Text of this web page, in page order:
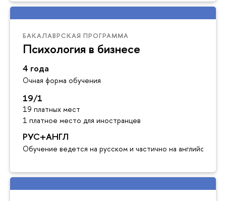
БАКАЛАВРСКАЯ ПРОГРАММА
Психология в бизнесе
4 года
Очная форма обучения
19/1
19 платных мест
1 платное место для иностранцев
РУС+АНГЛ
Обучение ведется на русском и частично на английском